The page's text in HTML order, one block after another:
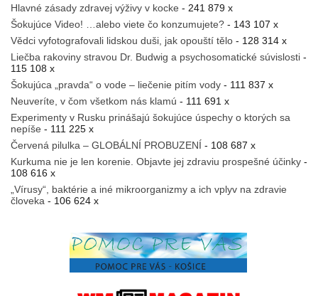
Hlavné zásady zdravej výživy v kocke - 241 879 x
Šokujúce Video! …alebo viete čo konzumujete? - 143 107 x
Vědci vyfotografovali lidskou duši, jak opouští tělo - 128 314 x
Liečba rakoviny stravou Dr. Budwig a psychosomatické súvislosti -
115 108 x
Šokujúca „pravda“ o vode – liečenie pitím vody - 111 837 x
Neuveríte, v čom všetkom nás klamú - 111 691 x
Experimenty v Rusku prinášajú šokujúce úspechy o ktorých sa
nepíše - 111 225 x
Červená pilulka – GLOBÁLNÍ PROBUZENÍ - 108 687 x
Kurkuma nie je len korenie. Objavte jej zdraviu prospešné účinky -
108 616 x
„Vírusy“, baktérie a iné mikroorganizmy a ich vplyv na zdravie
človeka - 106 624 x